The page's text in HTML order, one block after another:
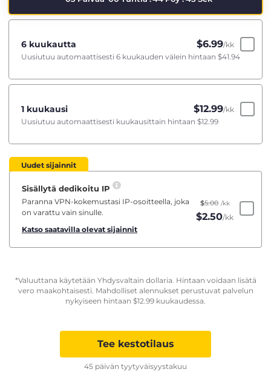
6 kuukautta $6.99/kk
Uusiutuu automaattisesti 6 kuukauden välein hintaan $41.94
1 kuukausi $12.99/kk
Uusiutuu automaattisesti kuukausittain hintaan $12.99
Uudet sijainnit
Sisällytä dedikoitu IP
Paranna VPN-kokemustasi IP-osoitteella, joka
on varattu vain sinulle.
Katso saatavilla olevat sijainnit
$5.00 /kk
$2.50/kk
*Valuuttana käytetään Yhdysvaltain dollaria. Hintaan voidaan lisätä
vero maakohtaisesti. Mahdolliset alennukset perustuvat palvelun
nykyiseen hintaan $12.99 kuukaudessa.
Tee kestotilaus
45 päivän tyytyväisyystakuu